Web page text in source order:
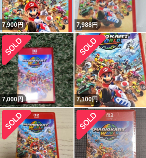
7,900円 7,988円
7,000円 7,100円